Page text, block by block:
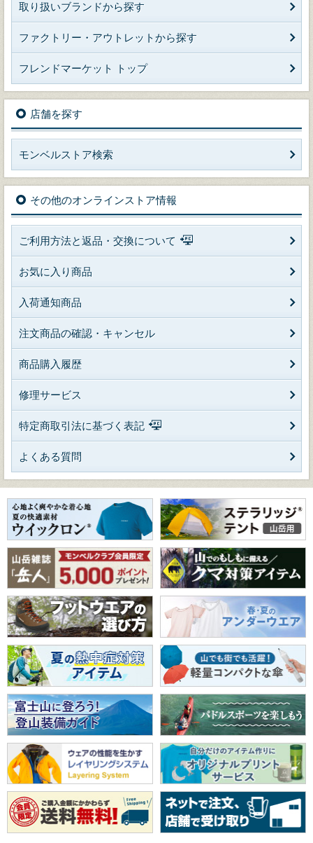
取り扱いブランドから探す
ファクトリー・アウトレットから探す
フレンドマーケット トップ
店舗を探す
モンベルストア検索
その他のオンラインストア情報
ご利用方法と返品・交換について
お気に入り商品
入荷通知商品
注文商品の確認・キャンセル
商品購入履歴
修理サービス
特定商取引法に基づく表記
よくある質問